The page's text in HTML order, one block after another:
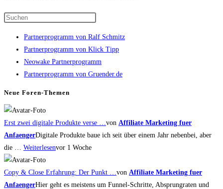
to
close
the
search
Partnerprogramm von Ralf Schmitz
Partnerprogramm von Klick Tipp
Neowake Partnerprogramm
Partnerprogramm von Gruender.de
Neue Foren-Themen
Erst zwei digitale Produkte verse … von Affiliate Marketing fuer
AnfaengerDigitale Produkte baue ich seit über einem Jahr nebenbei, aber
die … Weiterlesenvor 1 Woche
Copy & Close Erfahrung: Der Punkt … von Affiliate Marketing fuer
AnfaengerHier geht es meistens um Funnel-Schritte, Absprungraten und